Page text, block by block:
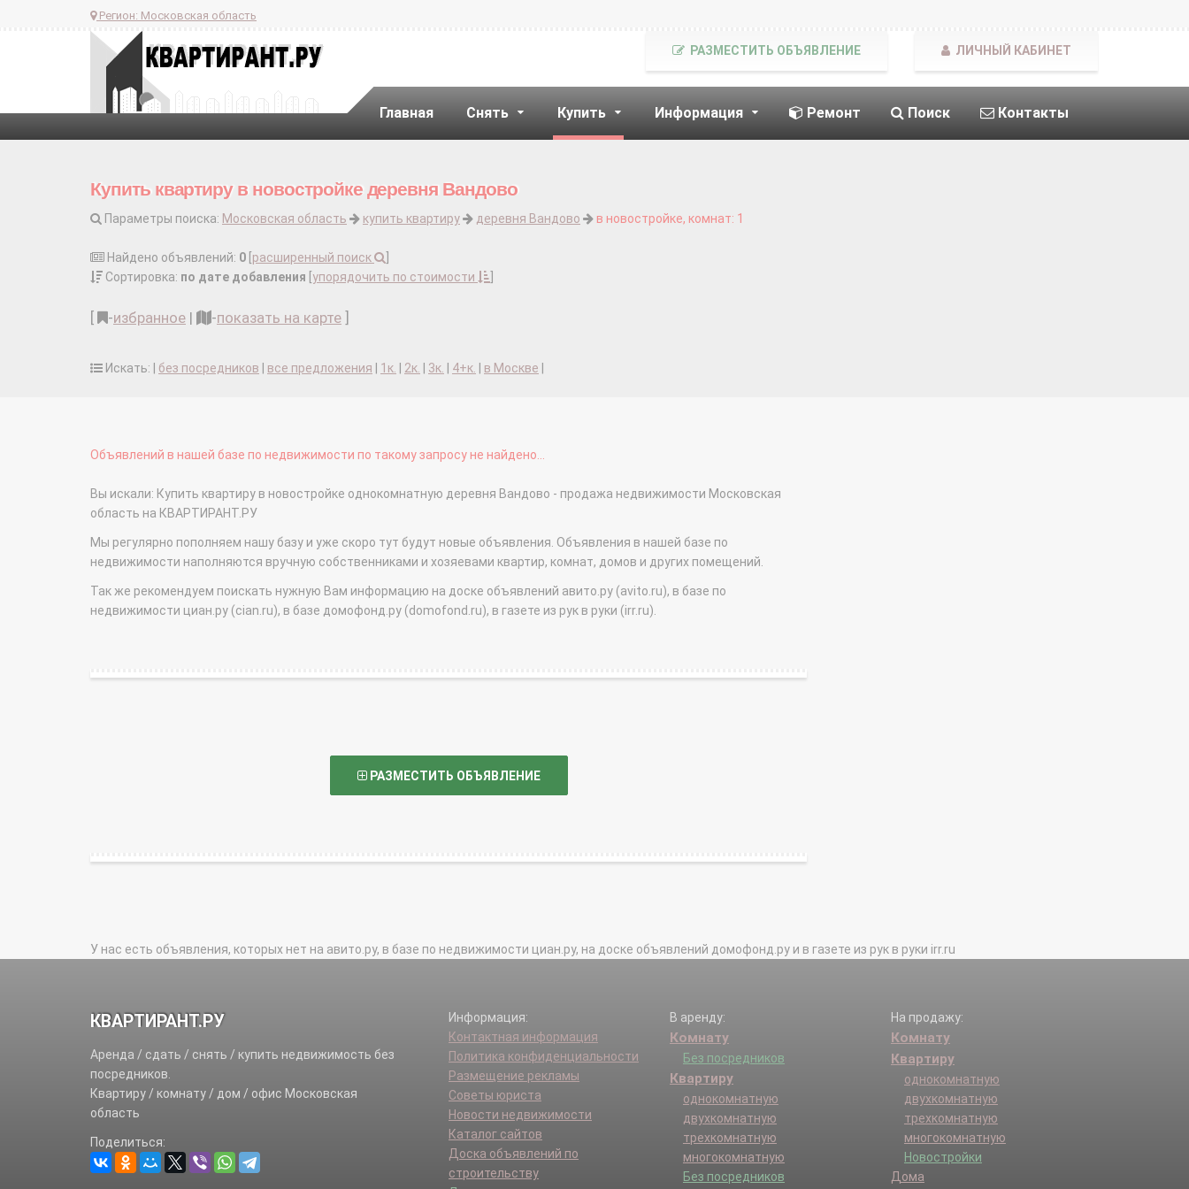
Регион: Московская область
Главная Снять Купить Информация Ремонт Поиск Контакты
РАЗМЕСТИТЬ ОБЪЯВЛЕНИЕ ЛИЧНЫЙ КАБИНЕТ
Купить квартиру в новостройке деревня Вандово
Параметры поиска: Московская область купить квартиру деревня Вандово в новостройке, комнат: 1
Найдено объявлений: 0 расширенный поиск
Сортировка: по дате добавления упорядочить по стоимости
-избранное | -показать на карте
Искать: | без посредников все предложения 1к. 2к. 3к. 4+к. в Москве
Объявлений в нашей базе по недвижимости по такому запросу не найдено...
Вы искали: Купить квартиру в новостройке однокомнатную деревня Вандово - продажа недвижимости Московская
область на КВАРТИРАНТ.РУ
Мы регулярно пополняем нашу базу и уже скоро тут будут новые объявления. Объявления в нашей базе по
недвижимости наполняются вручную собственниками и хозяевами квартир, комнат, домов и других помещений.
Так же рекомендуем поискать нужную Вам информацию на доске объявлений авито.ру (avito.ru), в базе по
недвижимости циан.ру (cian.ru), в базе домофонд.ру (domofond.ru), в газете из рук в руки (irr.ru).
РАЗМЕСТИТЬ ОБЪЯВЛЕНИЕ
У нас есть объявления, которых нет на авито.ру, в базе по недвижимости циан.ру, на доске объявлений домофонд.ру и в газете из рук в руки irr.ru
КВАРТИРАНТ.РУ
Аренда / сдать / снять / купить недвижимость без
посредников.
Квартиру / комнату / дом / офис Московская
область
Поделиться:
Информация:
Контактная информация
Политика конфиденциальности
Размещение рекламы
Советы юриста
Новости недвижимости
Каталог сайтов
Доска объявлений по
строительству
В аренду:
Комнату
Без посредников
Квартиру
однокомнатную
двухкомнатную
трехкомнатную
многокомнатную
Без посредников
На продажу:
Комнату
Квартиру
однокомнатную
двухкомнатную
трехкомнатную
многокомнатную
Новостройки
Дома